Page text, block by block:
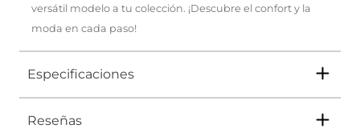
versátil modelo a tu colección. ¡Descubre el confort y la
moda en cada paso!
Especificaciones
Tipo
Reseñas